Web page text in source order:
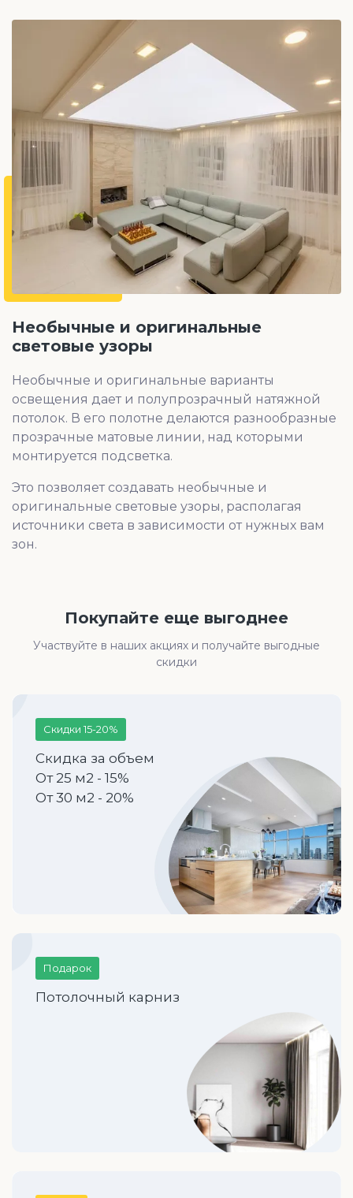
Необычные и оригинальные
световые узоры
Необычные и оригинальные варианты
освещения дает и полупрозрачный натяжной
потолок. В его полотне делаются разнообразные
прозрачные матовые линии, над которыми
монтируется подсветка.
Это позволяет создавать необычные и
оригинальные световые узоры, располагая
источники света в зависимости от нужных вам
зон.
Покупайте еще выгоднее
Участвуйте в наших акциях и получайте выгодные
скидки
Скидки 15-20%
Скидка за объем
От 25 м2 - 15%
От 30 м2 - 20%
Подарок
Потолочный карниз